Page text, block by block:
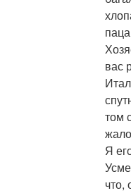
вас
том
Я
что,